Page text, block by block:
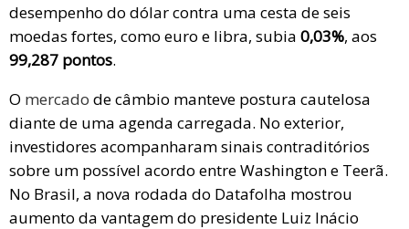
desempenho do dólar contra uma cesta de seis
moedas fortes, como euro e libra, subia 0,03%, aos
99,287 pontos.
O mercado de câmbio manteve postura cautelosa
diante de uma agenda carregada. No exterior,
investidores acompanharam sinais contraditórios
sobre um possível acordo entre Washington e Teerã.
No Brasil, a nova rodada do Datafolha mostrou
aumento da vantagem do presidente Luiz Inácio